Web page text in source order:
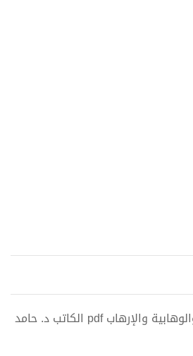
تحميل كتاب آل سعود والوهابية والإرهاب pdf الكاتب د. حامد